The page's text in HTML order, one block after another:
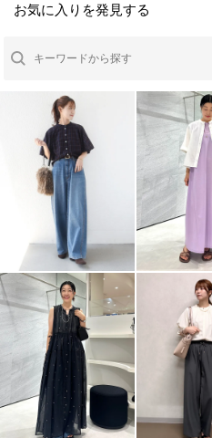
お気に入りを発見する